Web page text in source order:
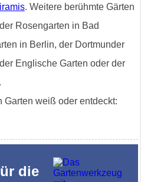
. Weitere berühmte Gärten
Rosengarten in Bad
in Berlin, der Dortmunder
Englische Garten oder der
weiß oder entdeckt:
die